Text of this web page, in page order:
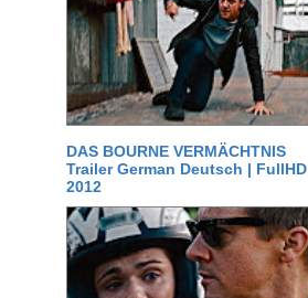
DAS BOURNE VERMÄCHTNIS
Trailer German Deutsch | FullHD
2012